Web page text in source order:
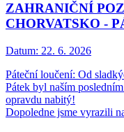
ZAHRANIČNÍ
CHORVATSKO -
Datum: 22. 6. 2026
Páteční loučení: Od
Pátek byl naším
opravdu nabitý!
Dopoledne jsme vyrazili